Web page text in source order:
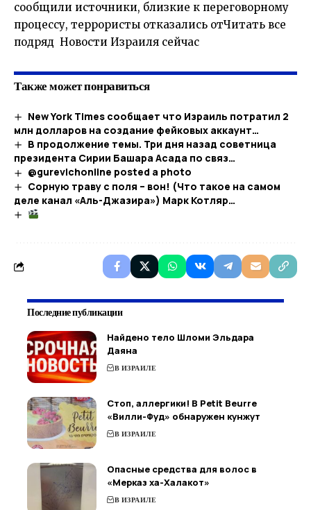
сообщили источники, близкие к переговорному
процессу, террористы отказались отЧитать все
подряд Новости Израиля сейчас
Также может понравиться
New York Times сообщает что Израиль потратил 2
млн долларов на создание фейковых аккаунт…
В продолжение темы. Три дня назад советница
президента Сирии Башара Асада по связ…
@gurevichonline posted a photo
Сорную траву с поля – вон! (Что такое на самом
деле канал «Аль-Джазира») Марк Котляр…
Последние публикации
Найдено тело Шломи Эльдара
Даяна
В ИЗРАИЛЕ
Стоп, аллергики! В Petit Beurre
«Вилли-Фуд» обнаружен кунжут
В ИЗРАИЛЕ
Опасные средства для волос в
«Мерказ ха-Халакот»
В ИЗРАИЛЕ